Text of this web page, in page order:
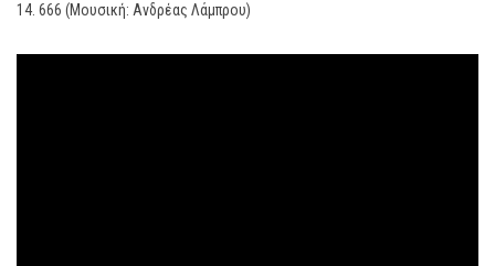
14. 666 (Μουσική: Ανδρέας Λάμπρου)